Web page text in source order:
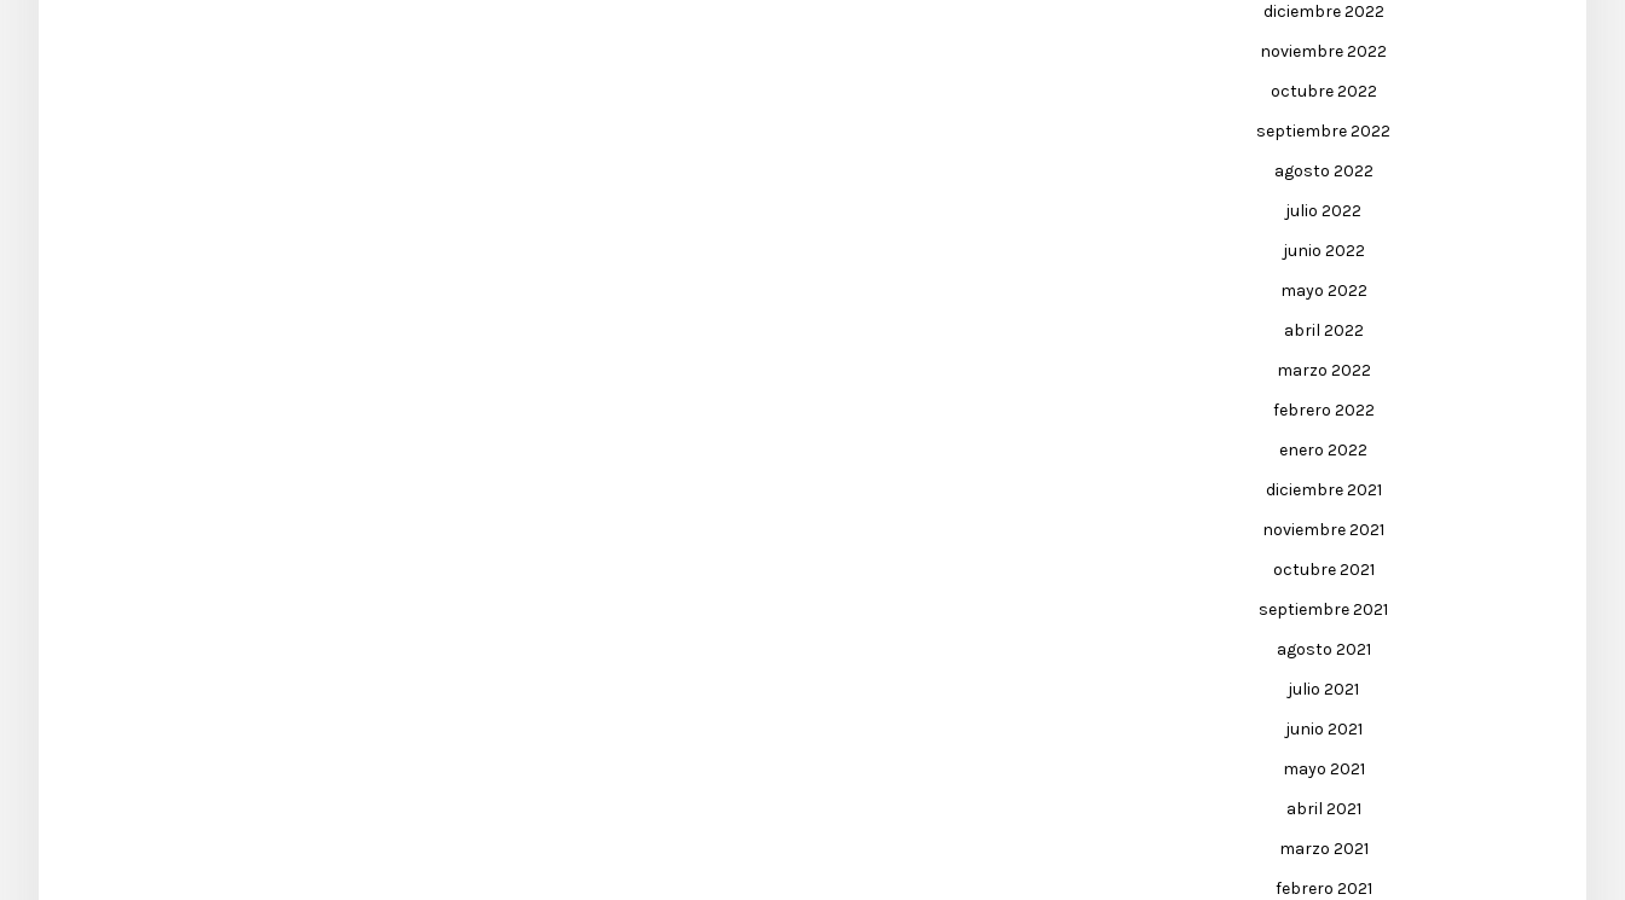
diciembre 2022
noviembre 2022
octubre 2022
septiembre 2022
agosto 2022
julio 2022
junio 2022
mayo 2022
abril 2022
marzo 2022
febrero 2022
enero 2022
diciembre 2021
noviembre 2021
octubre 2021
septiembre 2021
agosto 2021
julio 2021
junio 2021
mayo 2021
abril 2021
marzo 2021
febrero 2021